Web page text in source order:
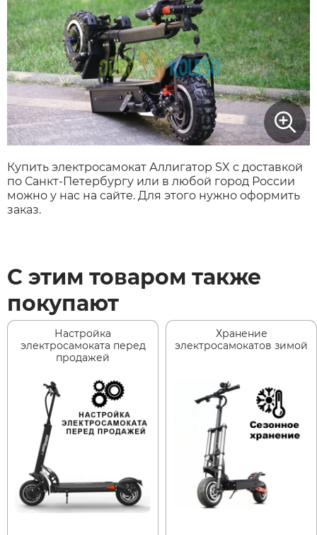
Купить электросамокат Аллигатор SX с доставкой
по Санкт-Петербургу или в любой город России
можно у нас на сайте. Для этого нужно оформить
заказ.
С этим товаром также
покупают
Настройка
электросамоката перед
продажей
Хранение
электросамокатов зимой